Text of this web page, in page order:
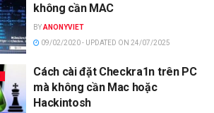
không cần MAC
BYANONYVIET
09/02/2020 - UPDATED ON 24/07/2025
Cách cài đặt Checkra1n trên PC
mà không cần Mac hoặc
Hackintosh